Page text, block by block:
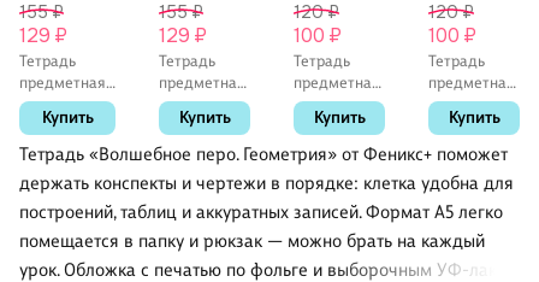
Тетрадь «Волшебное перо. Геометрия» от Феникс+ поможет
держать конспекты и чертежи в порядке: клетка удобна для
построений, таблиц и аккуратных записей. Формат А5 легко
помещается в папку и рюкзак — можно брать на каждый
урок. Обложка с печатью по фольге и выборочным УФ-лаком
155 ₽
129 ₽
Тетрадь
предметная
«Shades.
Алгебра» 48
листов в
клетку, со
справочными
материалами
- Listoff
Купить
155 ₽
129 ₽
Тетрадь
предметная
«Shades.
Английский
язык» 48
листов в
клетку, со
справочными
материалами
- Listoff
Купить
120 ₽
100 ₽
Тетрадь
предметная
«Простая
наука.
Физика» 48
листов в
клетку, со
справочными
материалами
Купить
120 ₽
100 ₽
Тетрадь
предметная
«Простая
наука.
География»
клетку, со
справочными
материалами
Купить